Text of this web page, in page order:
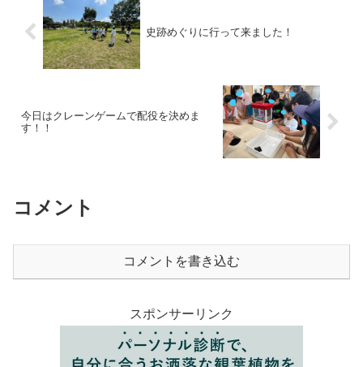
史跡めぐりに行って来ました！
今日はクレーンゲームで配役を決めま
す！！
コメント
コメントを書き込む
スポンサーリンク